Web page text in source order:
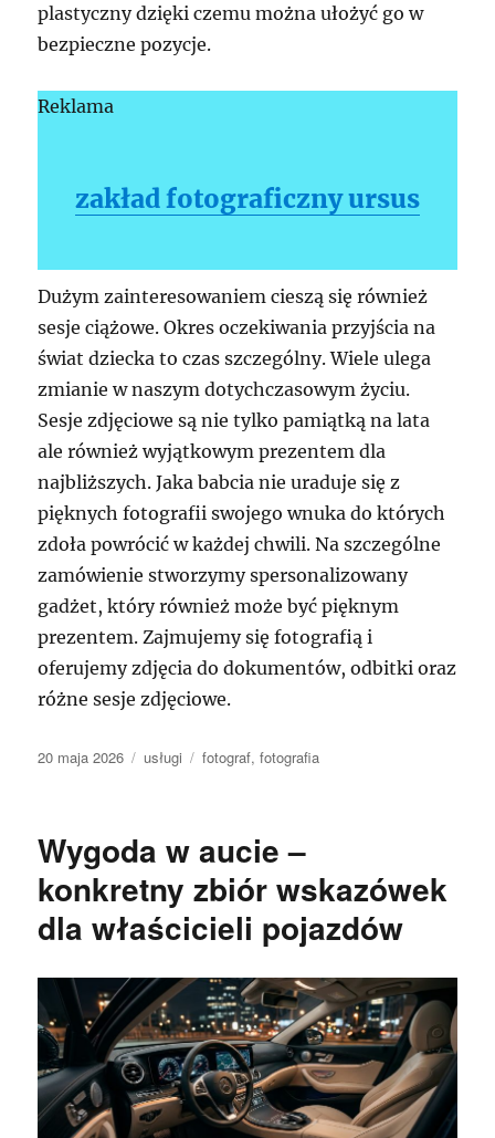
plastyczny dzięki czemu można ułożyć go w
bezpieczne pozycje.
Reklama
zakład fotograficzny ursus
Dużym zainteresowaniem cieszą się również
sesje ciążowe. Okres oczekiwania przyjścia na
świat dziecka to czas szczególny. Wiele ulega
zmianie w naszym dotychczasowym życiu.
Sesje zdjęciowe są nie tylko pamiątką na lata
ale również wyjątkowym prezentem dla
najbliższych. Jaka babcia nie uraduje się z
pięknych fotografii swojego wnuka do których
zdoła powrócić w każdej chwili. Na szczególne
zamówienie stworzymy spersonalizowany
gadżet, który również może być pięknym
prezentem. Zajmujemy się fotografią i
oferujemy zdjęcia do dokumentów, odbitki oraz
różne sesje zdjęciowe.
Data
20 maja 2026 Kategorie
usługi Tagi
fotograf,fotografia
Wygoda w aucie –
konkretny zbiór wskazówek
dla właścicieli pojazdów